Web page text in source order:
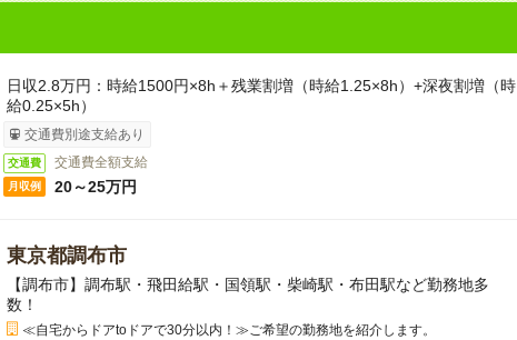
日収2.8万円：時給1500円×8h＋残業割増（時給1.25×8h）+深夜割増（時
給0.25×5h）
交通費別途支給あり
交通費 交通費全額支給
月収例 20～25万円
東京都調布市
【調布市】調布駅・飛田給駅・国領駅・柴崎駅・布田駅など勤務地多
数！
≪自宅からドアtoドアで30分以内！≫ご希望の勤務地を紹介します。